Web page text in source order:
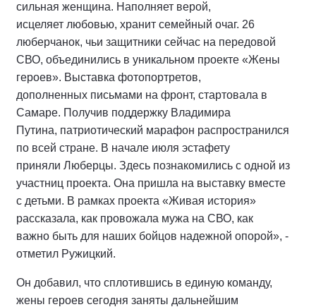
сильная женщина. Наполняет верой,
исцеляет любовью, хранит семейный очаг. 26
люберчанок, чьи защитники сейчас на передовой
СВО, объединились в уникальном проекте «Жены
героев». Выставка фотопортретов,
дополненных письмами на фронт, стартовала в
Самаре. Получив поддержку Владимира
Путина, патриотический марафон распространился
по всей стране. В начале июля эстафету
приняли Люберцы. Здесь познакомились с одной из
участниц проекта. Она пришла на выставку вместе
с детьми. В рамках проекта «Живая история»
рассказала, как провожала мужа на СВО, как
важно быть для наших бойцов надежной опорой», -
отметил Ружицкий.
Он добавил, что сплотившись в единую команду,
жены героев сегодня заняты дальнейшим